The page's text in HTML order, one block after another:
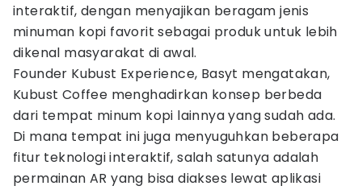
interaktif, dengan menyajikan beragam jenis
minuman kopi favorit sebagai produk untuk lebih
dikenal masyarakat di awal.
Founder Kubust Experience, Basyt mengatakan,
Kubust Coffee menghadirkan konsep berbeda
dari tempat minum kopi lainnya yang sudah ada.
Di mana tempat ini juga menyuguhkan beberapa
fitur teknologi interaktif, salah satunya adalah
permainan AR yang bisa diakses lewat aplikasi